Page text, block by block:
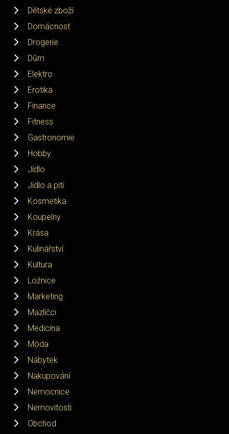
Dětské zboží
Domácnost
Drogerie
Dům
Elektro
Erotika
Finance
Fitness
Gastronomie
Hobby
Jídlo
Jídlo a pití
Kosmetika
Koupelny
Krása
Kulinářství
Kultura
Ložnice
Marketing
Mazlíčci
Medicína
Móda
Nábytek
Nakupování
Nemocnice
Nemovitosti
Obchod